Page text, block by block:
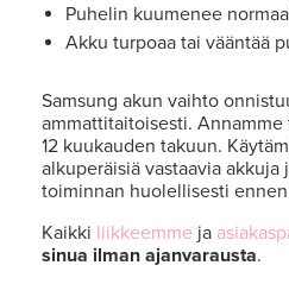
Puhelin kuumenee
Akku turpoaa tai vääntää
Samsung akun vaihto
ammattitaitoisesti.
12 kuukauden takuun.
alkuperäisiä vastaavia
toiminnan huolellisesti
Kaikki liikkeemme ja
sinua ilman ajanvarausta.